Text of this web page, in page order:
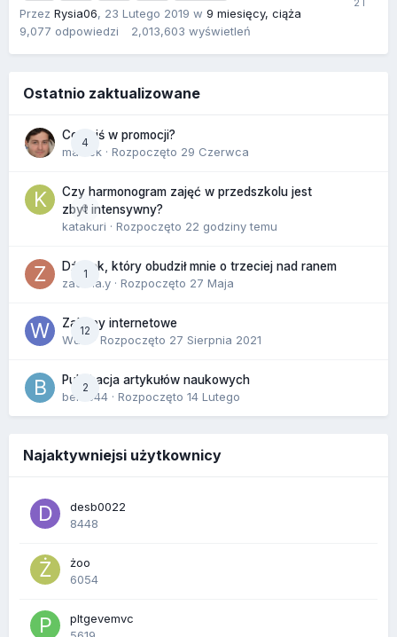
Przez Rysia06, 23 Lutego 2019 w 9 miesięcy, ciąża
9,077 odpowiedzi 2,013,603 wyświetleń
Ostatnio zaktualizowane
4
Co dziś w promocji?
maciek · Rozpoczęto 29 Czerwca
0
Czy harmonogram zajęć w przedszkolu jest
zbyt intensywny?
katakuri · Rozpoczęto 22 godziny temu
1
Dźwięk, który obudził mnie o trzeciej nad ranem
zackr.a.y · Rozpoczęto 27 Maja
12
Zakupy internetowe
Wula
· Rozpoczęto 27 Sierpnia 2021
2
Publikacja artykułów naukowych
berus44 · Rozpoczęto 14 Lutego
Najaktywniejsi użytkownicy
desb0022
8448
żoo
6054
pltgevemvc